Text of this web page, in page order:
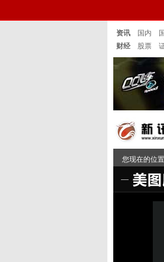
资讯 国内
财经
股票
您现在的位